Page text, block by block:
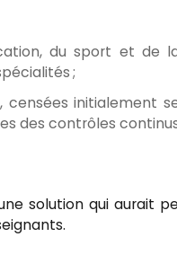
du sport et de
;
censées initialement
des contrôles
solution qui aurait